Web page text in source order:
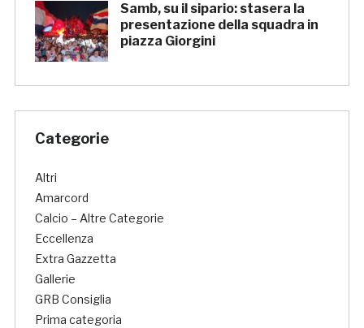
Samb, su il sipario: stasera la
presentazione della squadra in
piazza Giorgini
Categorie
Altri
Amarcord
Calcio – Altre Categorie
Eccellenza
Extra Gazzetta
Gallerie
GRB Consiglia
Prima categoria